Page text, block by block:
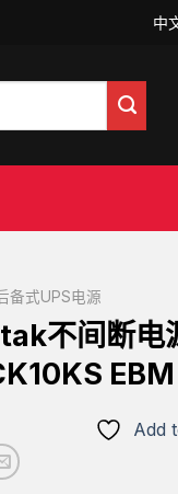
中
备式UPS电源
不间断电
EBM
Add